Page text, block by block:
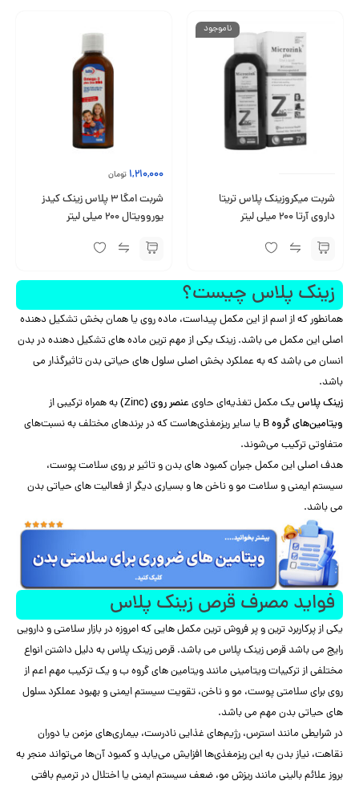
ناموجود
شربت میکروزینک پلاس تریتا
داروی آرتا 200 میلی لیتر
1,210,000 تومان
شربت امگا 3 پلاس زینک کیدز
یوروویتال 200 میلی لیتر
زینک پلاس چیست؟
همانطور که از اسم از این مکمل پیداست، ماده روی یا همان بخش تشکیل دهنده
اصلی این مکمل می باشد. زینک یکی از مهم ترین ماده های تشکیل دهنده در بدن
انسان می باشد که به عملکرد بخش اصلی سلول های حیاتی بدن تاثیرگذار می
باشد.
زینک پلاسیک مکمل تغذیه‌ای حاویعنصر روی (Zinc) به همراه ترکیبی از
ویتامین‌های گروه B
یا سایر ریزمغذی‌هاست که در برندهای مختلف به نسبت‌های
متفاوتی ترکیب می‌شوند.
هدف اصلی این مکمل جبران کمبود های بدن و تاثیر بر روی سلامت پوست،
سیستم ایمنی و سلامت مو و ناخن ها و بسیاری دیگر از فعالیت های حیاتی بدن
می باشد.
فواید مصرف قرص زینک پلاس
یکی از پرکاربرد ترین و پر فروش ترین مکمل هایی که امروزه در بازار سلامتی و دارویی
رایج می باشد قرص زینک پلاس می باشد. قرص زینک پلاس به دلیل داشتن انواع
مختلفی از ترکیبات ویتامینی مانند ویتامین های گروه ب و یک ترکیب مهم اعم از
روی برای سلامتی پوست، مو و ناخن، تقویت سیستم ایمنی و بهبود عملکرد ‍سلول
های حیاتی بدن مهم می باشد.
در شرایطی مانند استرس، رژیم‌های غذایی نادرست، بیماری‌های مزمن یا دوران
نقاهت، نیاز بدن به این ریزمغذی‌ها افزایش می‌یابد و کمبود آن‌ها می‌تواند منجر به
بروز علائم بالینی مانند ریزش مو، ضعف سیستم ایمنی یا اختلال در ترمیم بافتی